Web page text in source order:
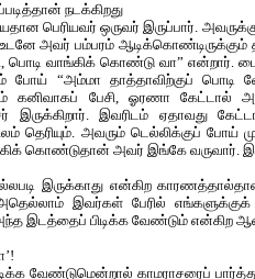
நடக்கிறது
பெரியவர் ஒருவர் இருப்பார்.
அவர் பம்பரம்
பொடி வாங்கிக் கொண்டு வா” என்றார்.
போய் “அம்மா தாத்தாவிற்குப்
கனிவாகப் பேசி, ஓரணா
இருக்கிறார். இவரிடம் ஏதாவது
தெரியும். அவரும் டெல்லிக்குப்
கொண்டுதான் அவர் இங்கே வருவார்.
இருக்காது என்கிற
அதெல்லாம் இவர்கள் பேரில்
இடத்தைப் பிடிக்க வேண்டும் என்கிற
வேண்டுமென்றால் காமராசரைப்